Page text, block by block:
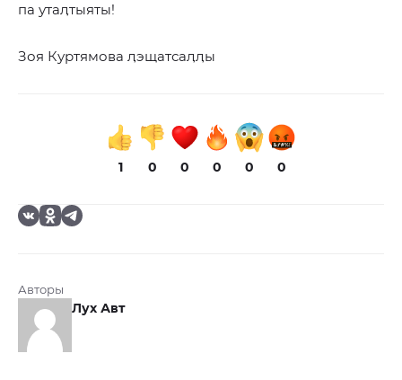
па утаӆтыяты!
Зоя Куртямова ӆэщатсаӆӆы
1 0 0 0 0 0
Авторы
Лух Авт